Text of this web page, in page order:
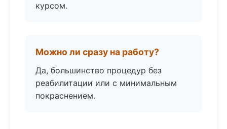
курсом.
Можно ли сразу на работу?
Да, большинство процедур без
реабилитации или с минимальным
покраснением.